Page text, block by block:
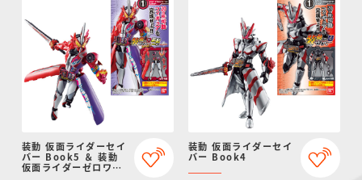
装動 仮面ライダーセイ
バー Book5 ＆ 装動
仮面ライダーゼロワン
装動 仮面ライダーセイ
バー Book4